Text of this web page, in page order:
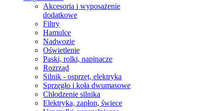
Akcesoria i wyposażenie
dodatkowe
Filtry
Hamulce
Nadwozie
Oświetlenie
Paski, rolki, napinacze
Rozrząd
Silnik - osprzęt, elektryka
Sprzęgło i koła dwumasowe
Chłodzenie silnika
Elektryka, zapłon, świece